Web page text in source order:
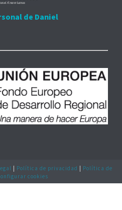
de Daniel
| Política de privacidad | Política de
cookies